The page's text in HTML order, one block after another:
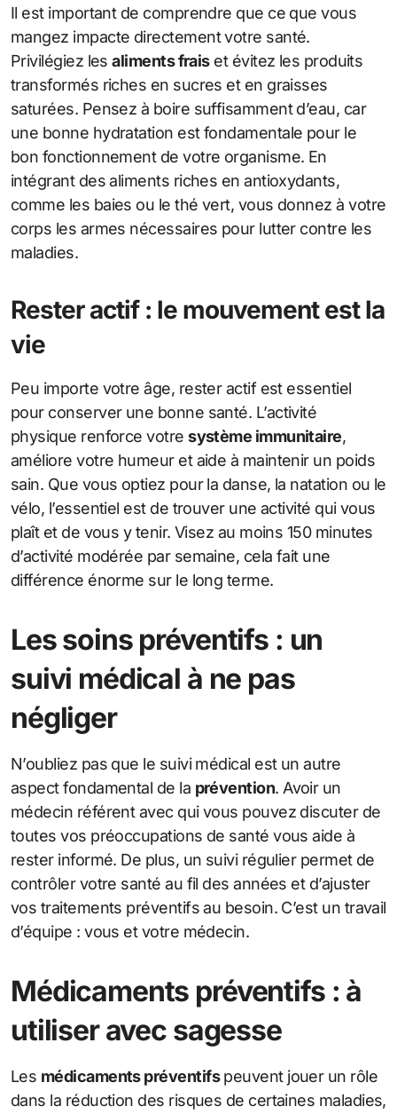
Il est important de comprendre que ce que vous
mangez impacte directement votre santé.
Privilégiez lesaliments fraiset évitez les produits
transformés riches en sucres et en graisses
saturées. Pensez à boire suffisamment d’eau, car
une bonne hydratation est fondamentale pour le
bon fonctionnement de votre organisme. En
intégrant des aliments riches en antioxydants,
comme les baies ou le thé vert, vous donnez à votre
corps les armes nécessaires pour lutter contre les
maladies.
Rester actif : le mouvement est la
vie
Peu importe votre âge, rester actif est essentiel
pour conserver une bonne santé. L’activité
physique renforce votresystème immunitaire,
améliore votre humeur et aide à maintenir un poids
sain. Que vous optiez pour la danse, la natation ou le
vélo, l’essentiel est de trouver une activité qui vous
plaît et de vous y tenir. Visez au moins 150 minutes
d’activité modérée par semaine, cela fait une
différence énorme sur le long terme.
Les soins préventifs : un
suivi médical à ne pas
négliger
N’oubliez pas que le suivi médical est un autre
aspect fondamental de la prévention. Avoir un
médecin référent avec qui vous pouvez discuter de
toutes vos préoccupations de santé vous aide à
rester informé. De plus, un suivi régulier permet de
contrôler votre santé au fil des années et d’ajuster
vos traitements préventifs au besoin. C’est un travail
d’équipe : vous et votre médecin.
Médicaments préventifs : à
utiliser avec sagesse
Les médicaments préventifspeuvent jouer un rôle
dans la réduction des risques de certaines maladies,